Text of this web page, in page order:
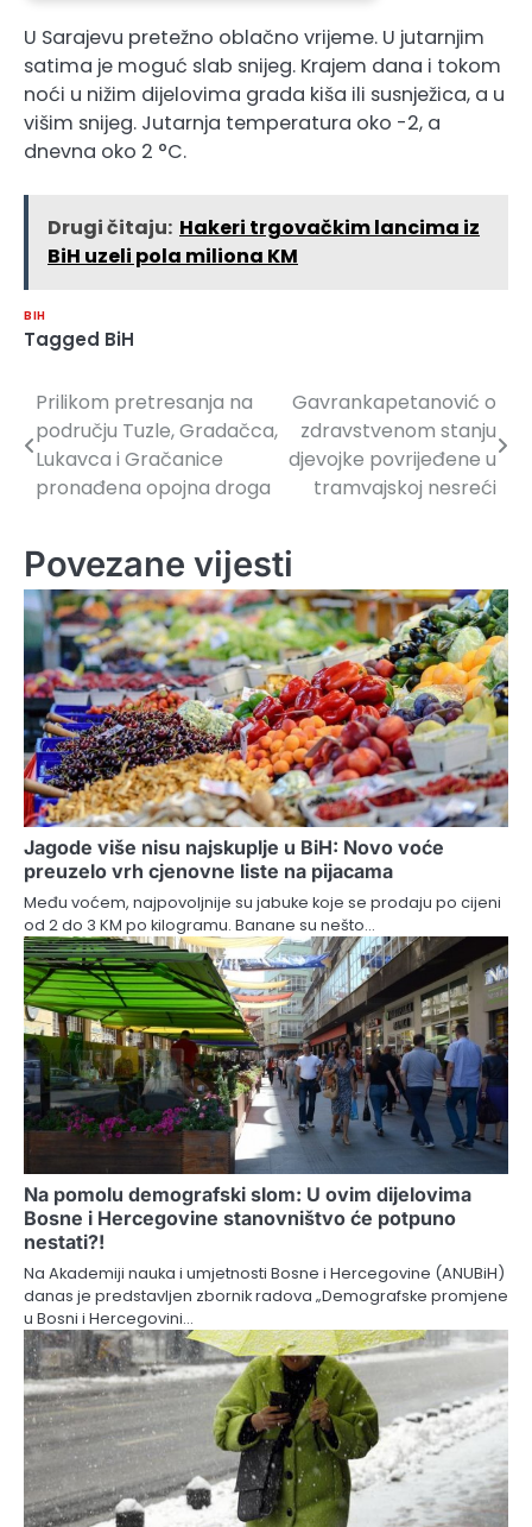
U Sarajevu pretežno oblačno vrijeme. U jutarnjim
satima je moguć slab snijeg. Krajem dana i tokom
noći u nižim dijelovima grada kiša ili susnježica, a u
višim snijeg. Jutarnja temperatura oko -2, a
dnevna oko 2 °C.
Drugi čitaju: Hakeri trgovačkim lancima iz
BiH uzeli pola miliona KM
BIH
Tagged BiH
Navigacija
članaka
Prilikom pretresanja na
području Tuzle, Gradačca,
Lukavca i Gračanice
pronađena opojna droga
Gavrankapetanović o
zdravstvenom stanju
djevojke povrijeđene u
tramvajskoj nesreći
Povezane vijesti
Jagode više nisu najskuplje u BiH: Novo voće
preuzelo vrh cjenovne liste na pijacama
Među voćem, najpovoljnije su jabuke koje se prodaju po cijeni
od 2 do 3 KM po kilogramu. Banane su nešto…
Na pomolu demografski slom: U ovim dijelovima
Bosne i Hercegovine stanovništvo će potpuno
nestati?!
Na Akademiji nauka i umjetnosti Bosne i Hercegovine (ANUBiH)
danas je predstavljen zbornik radova „Demografske promjene
u Bosni i Hercegovini…